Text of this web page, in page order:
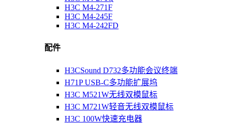
H3C M4-271F
H3C M4-245F
H3C M4-242FD
配件
H3CSound D732多功能会议终端
H71P USB-C多功能扩展坞
H3C M521W无线双模鼠标
H3C M721W轻音无线双模鼠标
H3C 100W快速充电器